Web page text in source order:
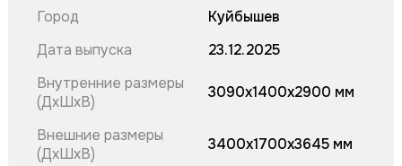
Город
Куйбышев
Дата выпуска
23.12.2025
Внутренние размеры
(ДхШхВ)
3090х1400х2900 мм
Внешние размеры
(ДхШхВ)
3400х1700х3645 мм